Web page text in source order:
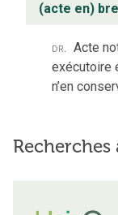
(acte en)
dr. Acte
exécutoire
n’en
Recherches